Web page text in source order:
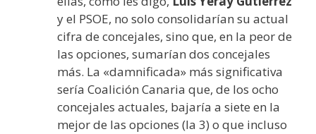
y el PSOE, no solo consolidarían su actual
cifra de concejales, sino que, en la peor de
las opciones, sumarían dos concejales
más. La «damnificada» más significativa
sería Coalición Canaria que, de los ocho
concejales actuales, bajaría a siete en la
mejor de las opciones (la 3) o que incluso